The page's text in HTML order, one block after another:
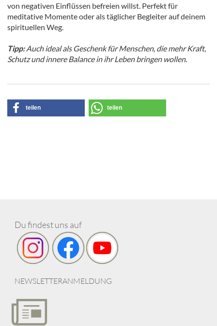
von negativen Einflüssen befreien willst. Perfekt für
meditative Momente oder als täglicher Begleiter auf deinem
spirituellen Weg.
Tipp:Auch ideal als Geschenk für Menschen, die mehr Kraft,
Schutz und innere Balance in ihr Leben bringen wollen.
teilen teilen
Du findest uns auf
NEWSLETTERANMELDUNG